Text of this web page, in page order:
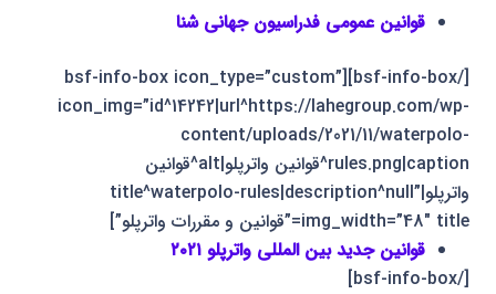
قوانین عمومی فدراسیون جهانی شنا
[/bsf-info-box][bsf-info-box icon_type=”custom”
icon_img=”id^14242|url^https://lahegroup.com/wp-
content/uploads/2021/11/waterpolo-
rules.png|caption^قوانین واترپلو|alt^قوانین
واترپلو|title^waterpolo-rules|description^null”
img_width=”48″ title=”قوانین و مقررات واترپلو”]
قوانین جدید بین المللی واترپلو ۲۰۲۱
[/bsf-info-box]